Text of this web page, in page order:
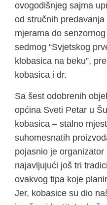
ovogodišnjeg sajma
od stručnih
mjerama do
sedmog “Svjetskog
klobasica na beku”,
kobasica i dr.
Sa šest odobrenih
općina Sveti Petar u
kobasica – stalno
suhomesnatih
pojasnio je
najavljujući još tri
ovakvog tipa koje
Jer, kobasice su dio